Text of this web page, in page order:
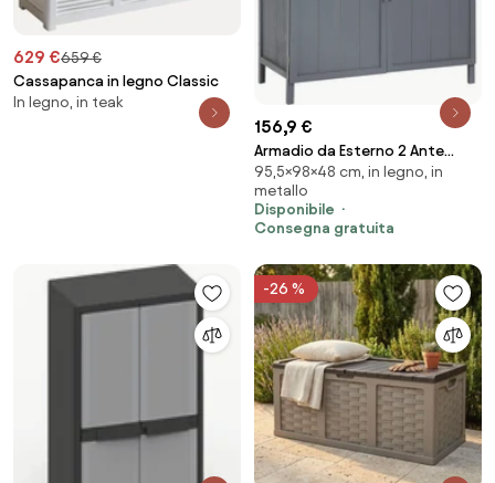
629 €659 €
Cassapanca in legno Classic
In legno, in teak
156,9 €
Armadio da Esterno 2 Ante
98x48x95,5 cm in Legno con
Piano in Metallo Grigio...
95,5×98×48 cm, in legno, in
metallo
Disponibile
Consegna gratuita
-26 %